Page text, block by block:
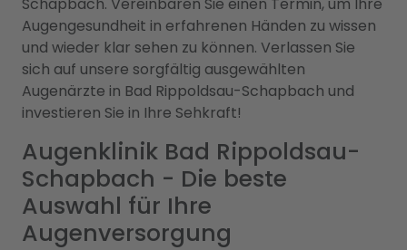
Augengesundheit in erfahrenen Händen zu wissen
und wieder klar sehen zu können. Verlassen Sie
sich auf unsere sorgfältig ausgewählten
Augenärzte in Bad Rippoldsau-Schapbach und
investieren Sie in Ihre Sehkraft!
Augenklinik Bad Rippoldsau-
Schapbach - Die beste
Auswahl für Ihre
Augenversorgung